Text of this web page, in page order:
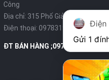
Công
Địa chỉ: 315 Phố Giảng Võ - Ba Đình
Điện thoại: 0978319375- Email:
ĐT BÁN HÀNG ;0978319375
Điện
Gửi 1